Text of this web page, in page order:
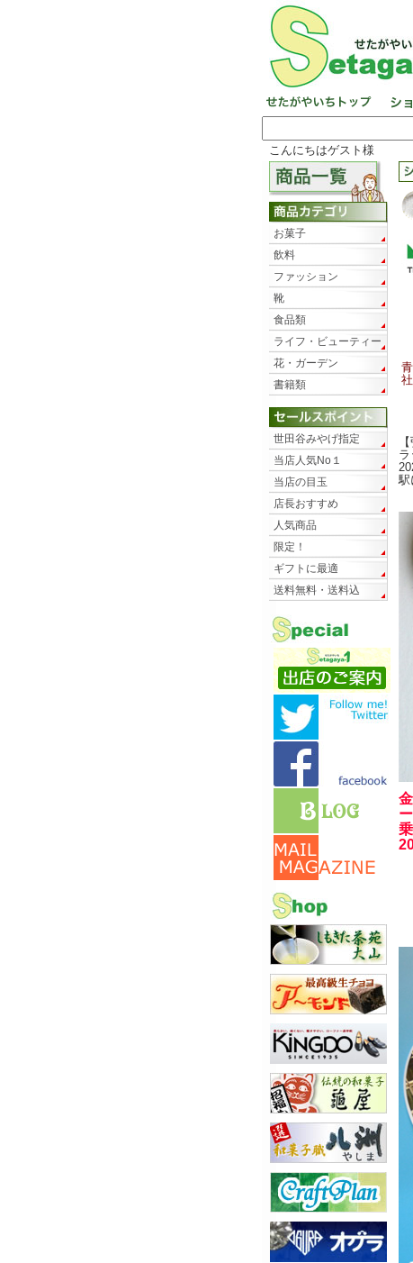
こんにちはゲスト様
駅
お菓子
飲料
ファッション
靴
食品類
ライフ・ビューティー
花・ガーデン
書籍類
世田谷みやげ指定
当店人気No１
当店の目玉
店長おすすめ
人気商品
限定！
ギフトに最適
送料無料・送料込